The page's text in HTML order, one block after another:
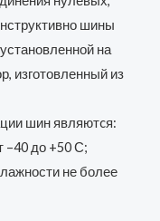
шины
на
изготовленный из
шин являютcя:
–40 до +50 С;
не более